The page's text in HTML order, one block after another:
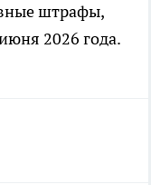
штрафы,
2026 года.